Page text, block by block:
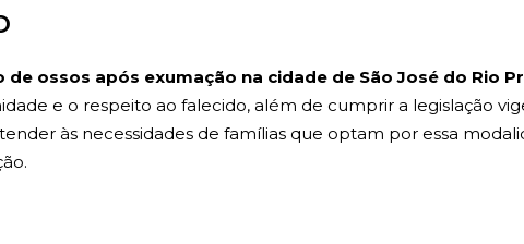
de ossos após exumação na cidade de São José do Rio
e o respeito ao falecido, além de cumprir a legislação
às necessidades de famílias que optam por essa